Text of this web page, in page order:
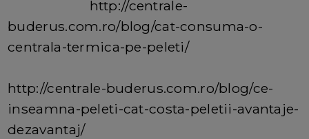
http://centrale-
buderus.com.ro/blog/cat-consuma-o-
centrala-termica-pe-peleti/
http://centrale-buderus.com.ro/blog/ce-
inseamna-peleti-cat-costa-peletii-avantaje-
dezavantaj/